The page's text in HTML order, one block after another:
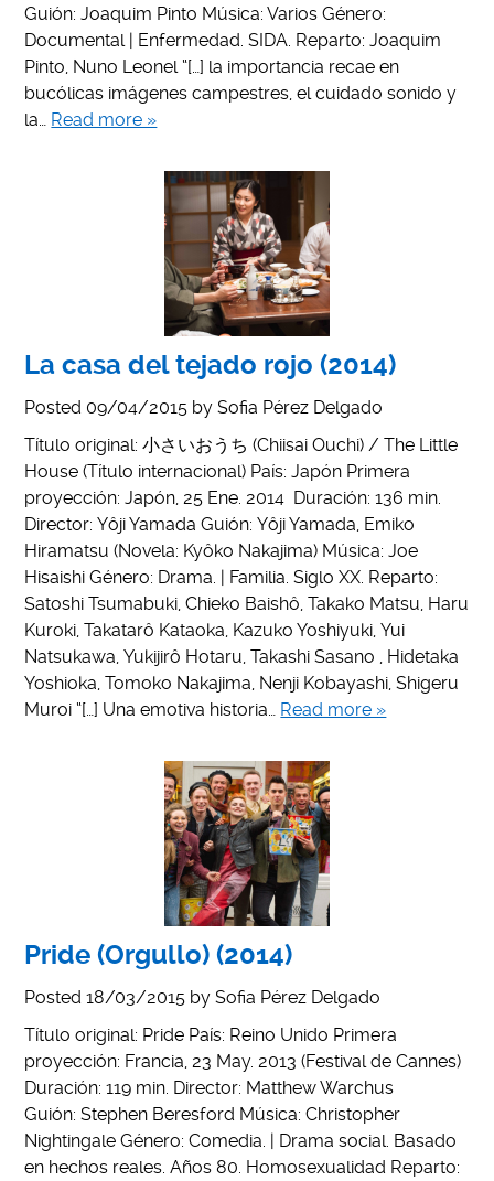
Guión: Joaquim Pinto Música: Varios Género:
Documental | Enfermedad. SIDA. Reparto: Joaquim
Pinto, Nuno Leonel “[…] la importancia recae en
bucólicas imágenes campestres, el cuidado sonido y
la… Read more »
La casa del tejado rojo (2014)
Posted 09/04/2015 bySofia Pérez Delgado
Título original: 小さいおうち (Chiisai Ouchi) / The Little
House (Título internacional) País: Japón Primera
proyección: Japón, 25 Ene. 2014 Duración: 136 min.
Director: Yôji Yamada Guión: Yôji Yamada, Emiko
Hiramatsu (Novela: Kyôko Nakajima) Música: Joe
Hisaishi Género: Drama. | Familia. Siglo XX. Reparto:
Satoshi Tsumabuki, Chieko Baishô, Takako Matsu, Haru
Kuroki, Takatarô Kataoka, Kazuko Yoshiyuki, Yui
Natsukawa, Yukijirô Hotaru, Takashi Sasano , Hidetaka
Yoshioka, Tomoko Nakajima, Nenji Kobayashi, Shigeru
Muroi “[…] Una emotiva historia… Read more »
Pride (Orgullo) (2014)
Posted18/03/2015 bySofia Pérez Delgado
Título original: Pride País: Reino Unido Primera
proyección: Francia, 23 May. 2013 (Festival de Cannes)
Duración: 119 min. Director: Matthew Warchus
Guión: Stephen Beresford Música: Christopher
Nightingale Género: Comedia. | Drama social. Basado
en hechos reales. Años 80. Homosexualidad Reparto: